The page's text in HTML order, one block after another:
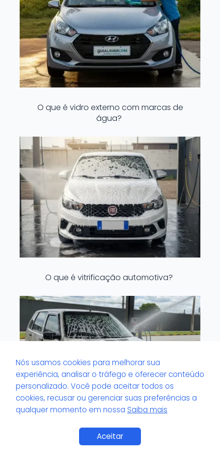
O que é vidro externo com marcas de
água?
O que é vitrificação automotiva?
O que é volante com brilho artificial?
Nós usamos cookies para melhorar sua
experiência, analisar o tráfego e oferecer conteúdo
personalizado. Você pode aceitar todos os
cookies, recusar ou gerenciar suas preferências a
qualquer momento em nossa Saiba mais
AceitarSaiba Mais